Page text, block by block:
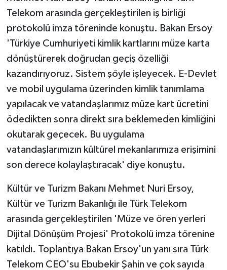
Telekom arasında gerçekleştirilen iş birliği
protokolü imza töreninde konuştu. Bakan Ersoy
'Türkiye Cumhuriyeti kimlik kartlarını müze karta
dönüştürerek doğrudan geçiş özelliği
kazandırıyoruz. Sistem şöyle işleyecek. E-Devlet
ve mobil uygulama üzerinden kimlik tanımlama
yapılacak ve vatandaşlarımız müze kart ücretini
ödedikten sonra direkt sıra beklemeden kimliğini
okutarak geçecek. Bu uygulama
vatandaşlarımızın kültürel mekanlarımıza erişimini
son derece kolaylaştıracak' diye konuştu.
Kültür ve Turizm Bakanı Mehmet Nuri Ersoy,
Kültür ve Turizm Bakanlığı ile Türk Telekom
arasında gerçekleştirilen 'Müze ve ören yerleri
Dijital Dönüşüm Projesi' Protokolü imza törenine
katıldı. Toplantıya Bakan Ersoy'un yanı sıra Türk
Telekom CEO'su Ebubekir Şahin ve çok sayıda
Yerel
AboneHaber Özel